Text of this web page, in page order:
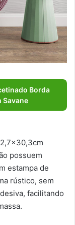
Borda
Savane
possuem
estampa de
rústico, sem
facilitando